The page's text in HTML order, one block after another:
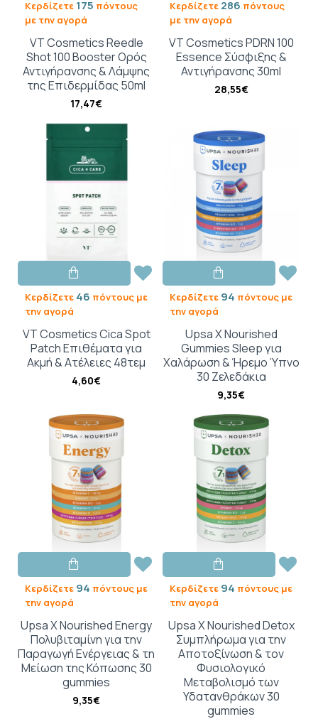
Κερδίζετε 175 πόντους
με την αγορά
VT Cosmetics Reedle
Shot 100 Booster Ορός
Αντιγήρανσης & Λάμψης
της Επιδερμίδας 50ml
17,47€
Κερδίζετε 286 πόντους
με την αγορά
VT Cosmetics PDRN 100
Essence Σύσφιξης &
Αντιγήρανσης 30ml
28,55€
Κερδίζετε 46 πόντους με
την αγορά
VT Cosmetics Cica Spot
Patch Eπιθέματα για
Aκμή & Aτέλειες 48τεμ
4,60€
Κερδίζετε 94 πόντους με
την αγορά
Upsa X Nourished
Gummies Sleep για
Χαλάρωση & Ήρεμο Ύπνο
30 Ζελεδάκια
9,35€
Κερδίζετε 94 πόντους με
την αγορά
Upsa X Nourished Energy
Πολυβιταμίνη για την
Παραγωγή Ενέργειας & τη
Μείωση της Κόπωσης 30
gummies
9,35€
Κερδίζετε 94 πόντους με
την αγορά
Upsa X Nourished Detox
Συμπλήρωμα για την
Αποτοξίνωση & τον
Φυσιολογικό
Μεταβολισμό των
Υδατανθράκων 30
gummies